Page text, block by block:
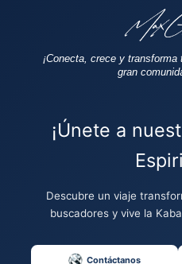
¡Conecta, crece y transforma
gran
¡Únete a
Descubre un viaje
buscadores y vive la
Contáctanos